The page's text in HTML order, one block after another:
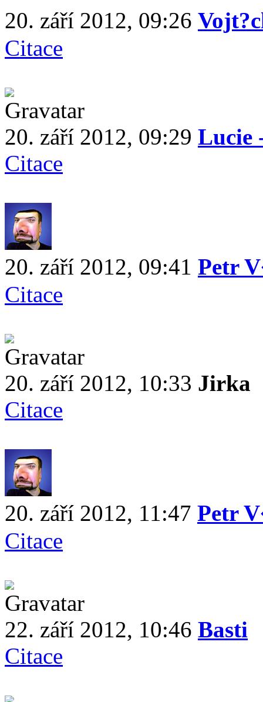
20. září 2012, 09:26
Citace
20. září 2012, 09:29 Lucie
Citace
20. září 2012, 09:41 Petr
Citace
20. září 2012, 10:33 Jirka
Citace
20. září 2012, 11:47 Petr
Citace
22. září 2012, 10:46 Basti
Citace